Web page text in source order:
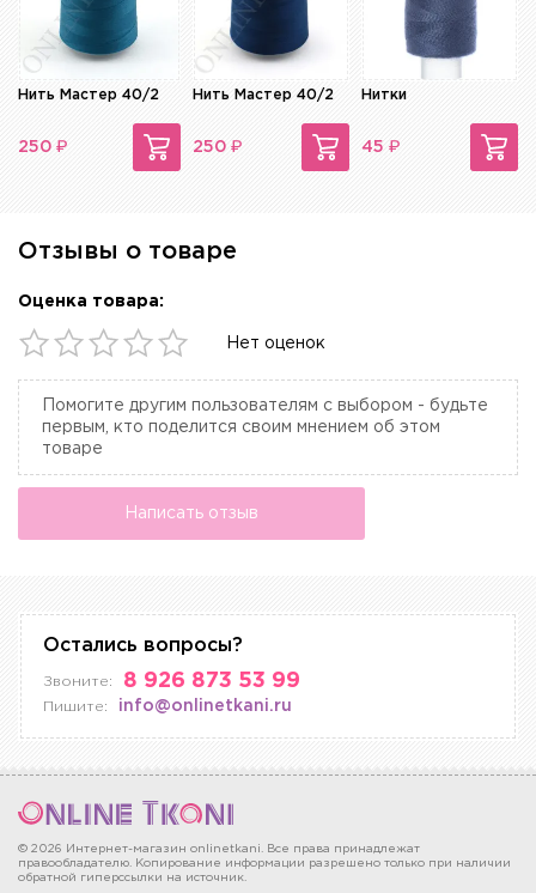
Нить Мастер 40/2
250 ₽
Нить Мастер 40/2
250 ₽
Нитки
45 ₽
Отзывы о товаре
Оценка товара:
Нет оценок
Помогите другим пользователям с выбором - будьте
первым, кто поделится своим мнением об этом
товаре
Написать отзыв
Остались вопросы?
Звоните: 8 926 873 53 99
Пишите: info@onlinetkani.ru
© 2026 Интернет-магазин onlinetkani. Все права принадлежат
правообладателю. Копирование информации разрешено только при наличии
обратной гиперссылки на источник.